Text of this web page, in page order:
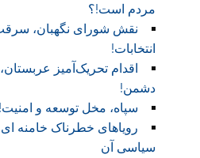
مردم است!؟
نقش شورای نگهبان،
انتخابات!
اقدام تحریک‌آمیز
دشمن!
سپاه، مخل توسعه و امنیت!
رویاهای خطرناک خامنه
سیاسی آن